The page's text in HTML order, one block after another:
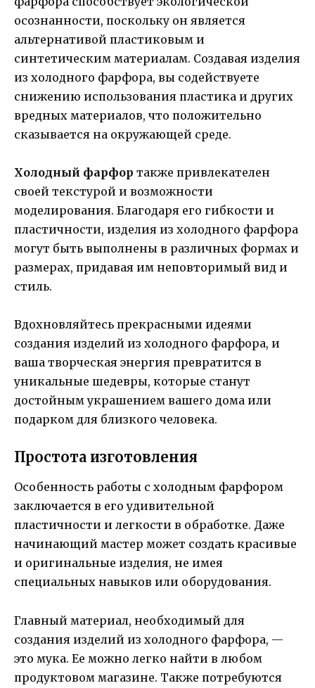
осознанности, поскольку он является
альтернативой пластиковым и
синтетическим материалам. Создавая изделия
из холодного фарфора, вы содействуете
снижению использования пластика и других
вредных материалов, что положительно
сказывается на окружающей среде.
Холодный фарфор также привлекателен
своей текстурой и возможности
моделирования. Благодаря его гибкости и
пластичности, изделия из холодного фарфора
могут быть выполнены в различных формах и
размерах, придавая им неповторимый вид и
стиль.
Вдохновляйтесь прекрасными идеями
создания изделий из холодного фарфора, и
ваша творческая энергия превратится в
уникальные шедевры, которые станут
достойным украшением вашего дома или
подарком для близкого человека.
Простота изготовления
Особенность работы с холодным фарфором
заключается в его удивительной
пластичности и легкости в обработке. Даже
начинающий мастер может создать красивые
и оригинальные изделия, не имея
специальных навыков или оборудования.
Главный материал, необходимый для
создания изделий из холодного фарфора, —
это мука. Ее можно легко найти в любом
продуктовом магазине. Также потребуются